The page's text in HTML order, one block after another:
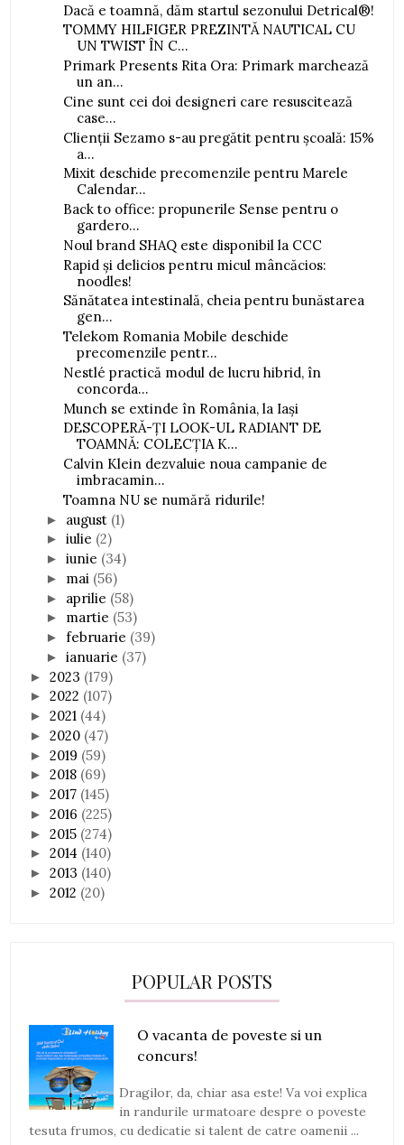
Dacă e toamnă, dăm startul sezonului Detrical®!
TOMMY HILFIGER PREZINTĂ NAUTICAL CU
UN TWIST ÎN C...
Primark Presents Rita Ora: Primark marchează
un an...
Cine sunt cei doi designeri care resuscitează
case...
Clienții Sezamo s-au pregătit pentru școală: 15%
a...
Mixit deschide precomenzile pentru Marele
Calendar...
Back to office: propunerile Sense pentru o
gardero...
Noul brand SHAQ este disponibil la CCC
Rapid și delicios pentru micul mâncăcios:
noodles!
Sănătatea intestinală, cheia pentru bunăstarea
gen...
Telekom Romania Mobile deschide
precomenzile pentr...
Nestlé practică modul de lucru hibrid, în
concorda...
Munch se extinde în România, la Iași
DESCOPERĂ-ȚI LOOK-UL RADIANT DE
TOAMNĂ: COLECȚIA K...
Calvin Klein dezvaluie noua campanie de
imbracamin...
Toamna NU se numără ridurile!
► august (1)
►iulie (2)
►iunie (34)
► mai (56)
► aprilie (58)
► martie (53)
►februarie (39)
►ianuarie (37)
►2023 (179)
►2022 (107)
►2021 (44)
►2020 (47)
►2019 (59)
►2018 (69)
►2017 (145)
►2016 (225)
►2015 (274)
►2014 (140)
►2013 (140)
►2012 (20)
POPULAR POSTS
O vacanta de poveste si un
concurs!
Dragilor, da, chiar asa este! Va voi explica
in randurile urmatoare despre o poveste
tesuta frumos, cu dedicatie si talent de catre oamenii ...